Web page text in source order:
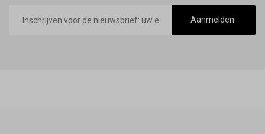
mailadres
Aanmelden